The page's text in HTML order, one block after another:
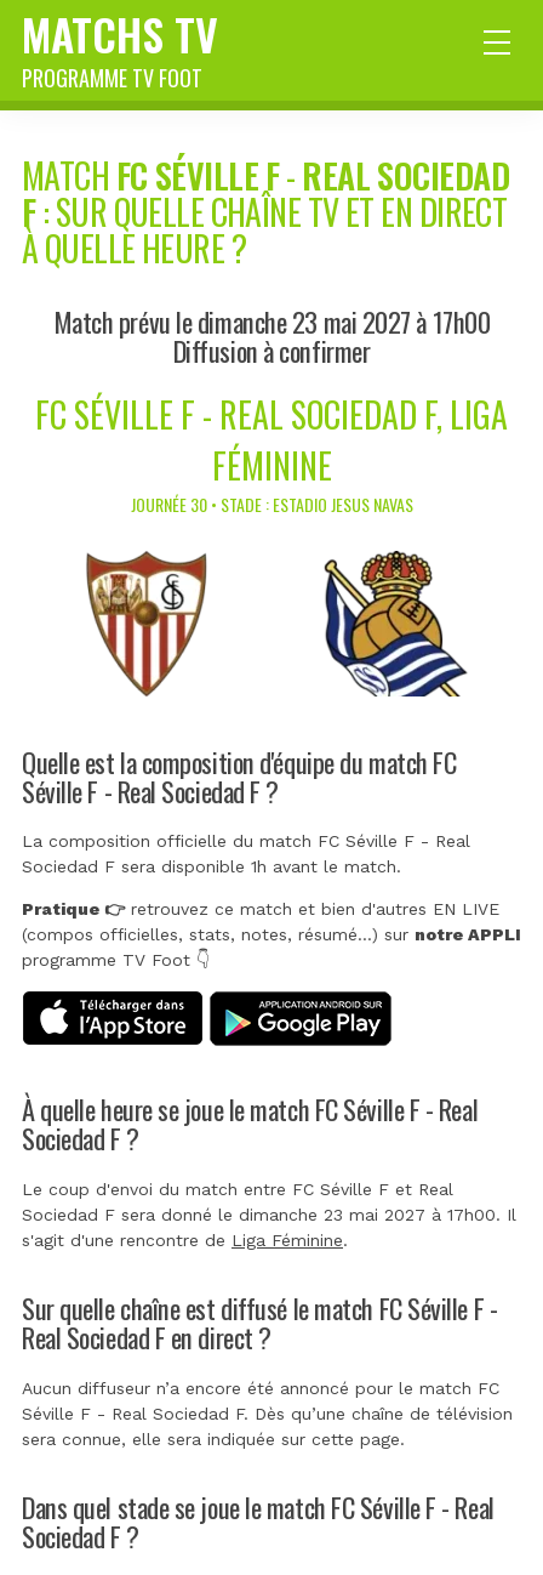
MATCHS TV
PROGRAMME TV FOOT
MATCH FC SÉVILLE F-REAL SOCIEDAD
F: SUR QUELLE CHAÎNE TV ET EN DIRECT
À QUELLE HEURE ?
Match prévu le dimanche 23 mai 2027 à 17h00
Diffusion à confirmer
FC SÉVILLE F - REAL SOCIEDAD F, LIGA
FÉMININE
JOURNÉE 30 • STADE : ESTADIO JESUS NAVAS
Quelle est la composition d'équipe du match FC
Séville F - Real Sociedad F ?
La composition officielle du match FC Séville F - Real
Sociedad F sera disponible 1h avant le match.
Pratique 👉retrouvez ce match et bien d'autres EN LIVE
(compos officielles, stats, notes, résumé...) sur notre APPLI
programme TV Foot 👇
À quelle heure se joue le match FC Séville F - Real
Sociedad F ?
Le coup d'envoi du match entre FC Séville F et Real
Sociedad F sera donné le dimanche 23 mai 2027 à 17h00. Il
s'agit d'une rencontre de Liga Féminine.
Sur quelle chaîne est diffusé le match FC Séville F -
Real Sociedad F en direct ?
Aucun diffuseur n’a encore été annoncé pour le match FC
Séville F - Real Sociedad F. Dès qu’une chaîne de télévision
sera connue, elle sera indiquée sur cette page.
Dans quel stade se joue le match FC Séville F - Real
Sociedad F ?